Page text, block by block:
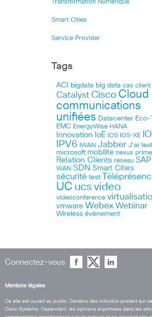
Transformation Numérique
Smart Cities
Service Provider
Tags
ACI bigdata big data cas client
Catalyst Cisco Cloud
communications
unifiées Datacenter Eco-
EMC EnergyWise HANA
Innovation IoE IOS IOS-XE
IPV6 IWAN Jabber J’ai
microsoft mobilite nexus prime
Relation Clients réseau SAP
WAN SDN Smart Cities
sécurité test
UC ucs video
videoconference
vmware Webex Webinar
Wireless événement
Connectez-vous
Mentions légales
Ce site est ouvert au public. Certains des individus postant sur
Cisco Systems. Cependant, les opinions exprimées dans les